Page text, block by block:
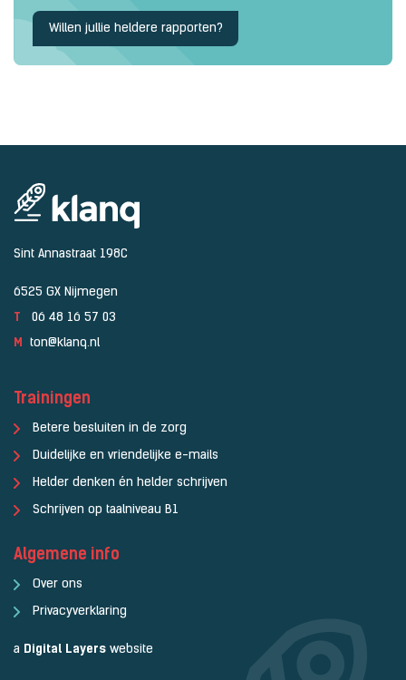
Willen jullie heldere rapporten?
Sint Annastraat 198C
6525 GX Nijmegen
T
06 48 16 57 03
M ton@klanq.nl
Trainingen
Betere besluiten in de zorg
Duidelijke en vriendelijke e-mails
Helder denken én helder schrijven
Schrijven op taalniveau B1
Algemene info
Over ons
Privacyverklaring
a Digital Layers website